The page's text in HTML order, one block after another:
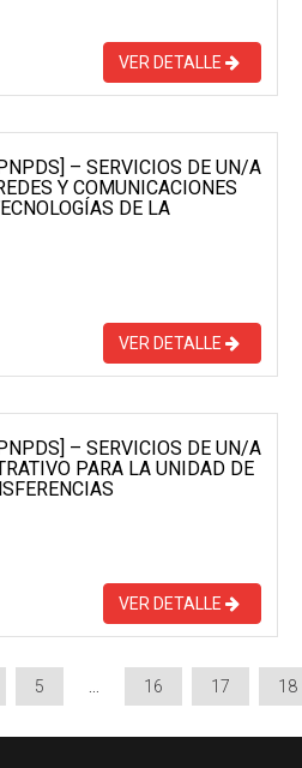
VER DETALLE
– SERVICIOS DE UN/A
Y COMUNICACIONES
DE LA
VER DETALLE
– SERVICIOS DE UN/A
PARA LA UNIDAD DE
VER DETALLE
5 16 17 18